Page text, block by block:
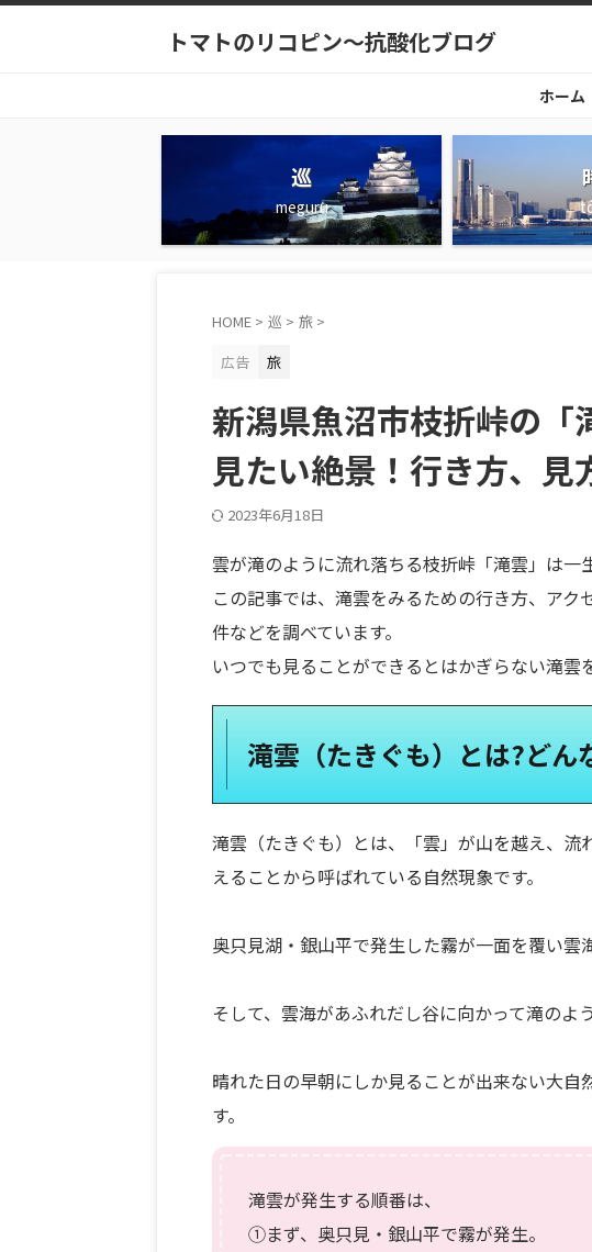
トマトのリコピン～抗酸化ブログ
ホーム
巡
meguru
HOME > 巡 > 旅 >
広告
旅
新潟県魚沼市枝折峠の「
見たい絶景！行き方、見
2023年6月18日
雲が滝のように流れ落ちる枝折峠「滝雲」は一
この記事では、滝雲をみるための行き方、ア
件などを調べています。
いつでも見ることができるとはかぎらない滝雲
滝雲（たきぐも）とは?どん
滝雲（たきぐも）とは、「雲」が山を越え、
えることから呼ばれている自然現象です。
奥只見湖・銀山平で発生した霧が一面を覆い雲
そして、雲海があふれだし谷に向かって滝のよ
晴れた日の早朝にしか見ることが出来ない大
す。
滝雲が発生する順番は、
①まず、奥只見・銀山平で霧が発生。